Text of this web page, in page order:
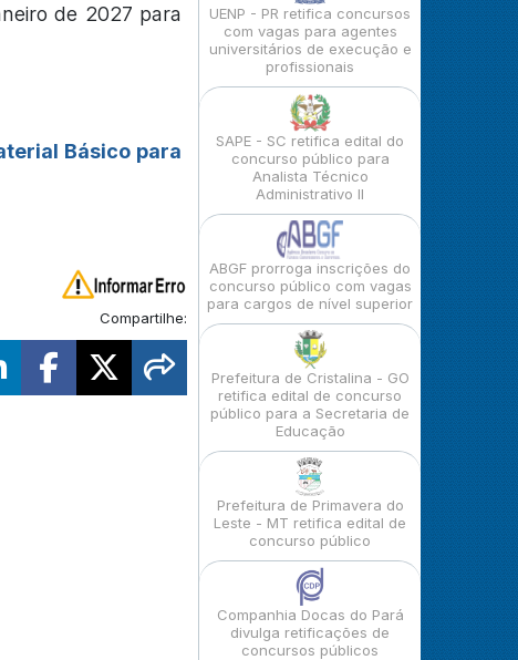
de 2027 para
Básico para
Compartilhe:
UENP - PR retifica concursos
com vagas para agentes
universitários de execução e
profissionais
SAPE - SC retifica edital do
concurso público para
Analista Técnico
Administrativo II
ABGF prorroga inscrições do
concurso público com vagas
para cargos de nível superior
Prefeitura de Cristalina - GO
retifica edital de concurso
público para a Secretaria de
Educação
Prefeitura de Primavera do
Leste - MT retifica edital de
concurso público
Companhia Docas do Pará
divulga retificações de
concursos públicos